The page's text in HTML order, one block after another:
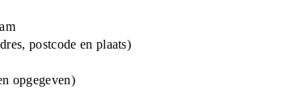
postcode en plaats)
opgegeven)